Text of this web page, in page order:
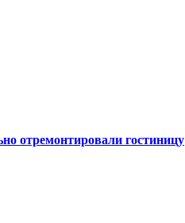
отремонтировали гостиницу